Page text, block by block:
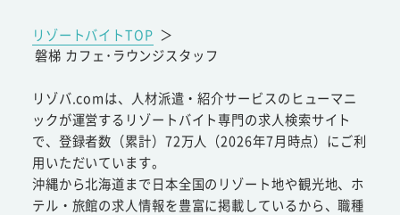
リゾートバイトTOP ＞
磐梯 カフェ･ラウンジスタッフ
リゾバ.comは、人材派遣・紹介サービスのヒューマニ
ックが運営するリゾートバイト専門の求人検索サイト
で、登録者数（累計）72万人（2026年7月時点）にご利
用いただいています。
沖縄から北海道まで日本全国のリゾート地や観光地、ホ
テル・旅館の求人情報を豊富に掲載しているから、職種